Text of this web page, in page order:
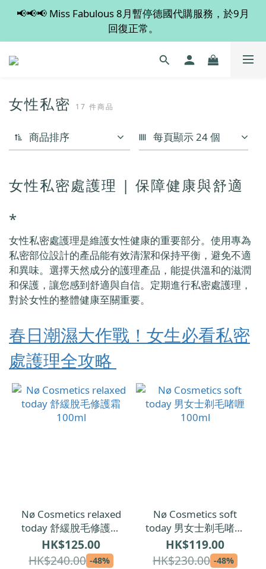
💡 全店滿 $600 免運費，買多件更抵！
📢📢📢 Miss Fabulous 8月暫停德國代購服務，於9月
回復正常。
💡 全店滿 $600 免運費，買多件更抵！
女性私密 17 件商品
商品排序 每頁顯示 24 個
女性私密處護理 | 保障健康與舒適
*
女性私密處護理是維護女性健康的重要部分。使用專為
私密部位設計的產品能有效清潔和保持平衡，避免不適
和異味。選擇天然成分的護理產品，能提供溫和的滋潤
和保護，讓您感到舒適與自信。定期進行私密處護理，
對於女性的整體健康至關重要。
春日潮濕大作戰！女生必看私密
處護理全攻略
Nø Cosmetics relaxed
today 舒緩脫毛修護霜
100ml
HK$125.00
HK$240.00 -48%
Nø Cosmetics soft
today 男女士剃毛啫喱
100ml
HK$119.00
HK$230.00 -48%